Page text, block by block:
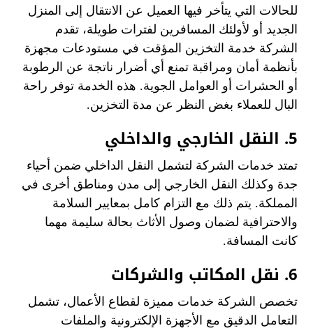
للحالات التي يتأخر فيها العميل عن الانتقال إلى المنزل
الجديد أو لأولئك المسافرين لفترات طويلة، تقدم
الشركة خدمة التخزين المؤقت في مستودعات مجهزة
بأنظمة أمان ومراقبة تمنع أي أضرار ناتجة عن الرطوبة
أو الحشرات أو العوامل الجوية. هذه الخدمة توفر راحة
البال للعملاء بغض النظر عن مدة التخزين.
5. النقل الخارجي والداخلي
تمتد خدمات الشركة لتشمل النقل الداخلي ضمن أحياء
جدة وكذلك النقل الخارجي إلى مدن ومناطق أخرى في
المملكة. يتم ذلك مع التزام كامل بمعايير السلامة
والاحترافية لضمان وصول الأثاث بحالة سليمة مهما
كانت المسافة.
6. نقل المكاتب والشركات
تخصص الشركة خدمات مميزة لقطاع الأعمال، تشمل
التعامل الدقيق مع الأجهزة الإلكترونية والملفات